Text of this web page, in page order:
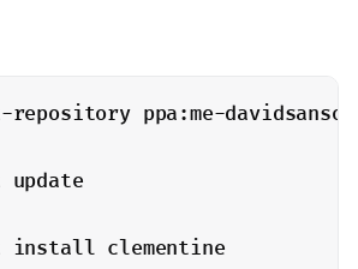
repository ppa:me-
update
install clementine